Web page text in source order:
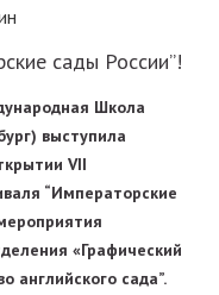
сады России”!
Школа
выступила
VII
“Императорские
«Графический
английского сада”.